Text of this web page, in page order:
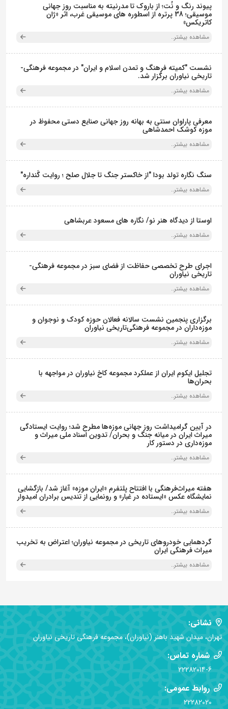
پیوند رنگ و نُت؛ از باروک تا مدرنیته به مناسبت روز جهانی
موسیقی؛ 38 پرتره از اسطوره های موسیقی غرب، اثر «ژان
کاتریکس»
مشاهده بیشتر..
نشست "کمیته فرهنگ و تمدن اسلام و ایران" در مجموعه فرهنگی‌-
تاریخی نیاوران برگزار شد.
مشاهده بیشتر..
معرفی پاراوان سنتی به بهانه روز جهانی صنایع دستی محفوظ در
موزه کوشک احمدشاهی
مشاهده بیشتر..
سنگ نگاره تولد بودا "از خاکستر جنگ تا جلال صلح ؛ روایت گَنداره"
مشاهده بیشتر..
اوستا از دیدگاه هنر نو/ نگاره های مسعود عربشاهی
مشاهده بیشتر..
اجرای طرح تخصصی حفاظت از فضای سبز در مجموعه فرهنگی-
تاریخی نیاوران
مشاهده بیشتر..
برگزاری پنجمین نشست سالانه فعالان حوزه کودک و نوجوان و
موزه‌داران در مجموعه فرهنگی‌تاریخی نیاوران
مشاهده بیشتر..
تجلیل ایکوم ایران از عملکرد مجموعه کاخ نیاوران در مواجهه با
بحران‌ها
مشاهده بیشتر..
در آیین گرامیداشت روز جهانی موزه‌ها مطرح شد؛ روایت ایستادگی
میراث ایران در میانه جنگ و بحران/ تدوین اسناد ملی میراث و
موزه‌داری در دستور کار
مشاهده بیشتر..
هفته میراث‌فرهنگی با افتتاح پلتفرم «ایران موزه» آغاز شد/ بازگشایی
نمایشگاه عکس «ایستاده در غبار» و رونمایی از تندیس برادران امیدوار
مشاهده بیشتر..
گردهمایی خودروهای تاریخی در مجموعه نیاوران؛ اعتراض به تخریب
میراث فرهنگی ایران
مشاهده بیشتر..
نشانی:
تهران، میدان شهید باهنر (نیاوران)، مجموعه فرهنگی تاریخی نیاوران
شماره تماس:
22282014-6
روابط عمومی:
22282020